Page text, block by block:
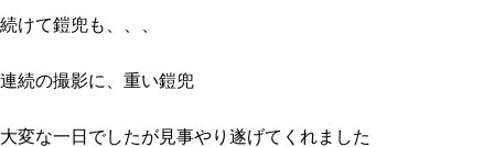
続けて鎧兜も、、、
連続の撮影に、重い鎧兜
大変な一日でしたが見事やり遂げてくれました